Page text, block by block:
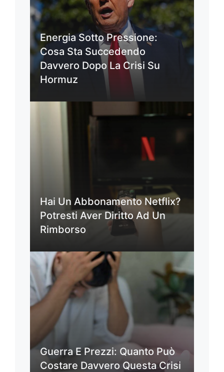
Energia Sotto Pressione:
Cosa Sta Succedendo
Davvero Dopo La Crisi Su
Hormuz
Hai Un Abbonamento Netflix?
Potresti Aver Diritto Ad Un
Rimborso
Guerra E Prezzi: Quanto Può
Costare Davvero Questa Crisi